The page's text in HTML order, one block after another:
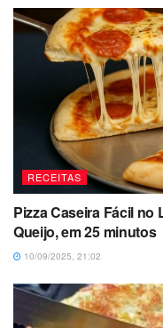
RECEITAS
Pizza Caseira Fácil
Queijo, em 25 minutos
10/09/2025, 21:02